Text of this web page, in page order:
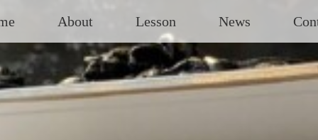
About Lesson News